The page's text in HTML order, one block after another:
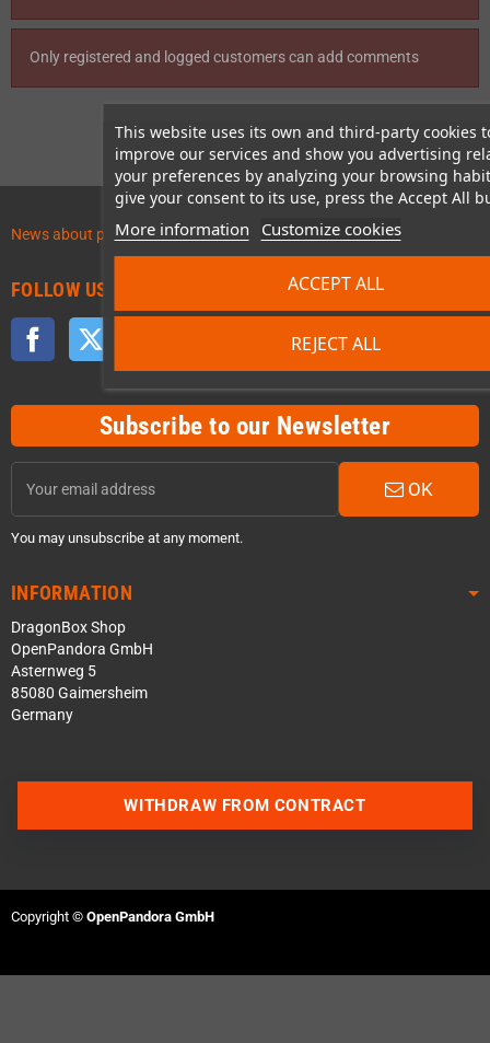
This website uses its own and third-party cookies
improve our services and show you advertising
your preferences by analyzing your browsing
give your consent to its use, press the Accept All
More information Customize cookies
REJECT ALL
ACCEPT ALL
Only registered and logged customers can add comments
News about preordered products!
FOLLOW US
Facebook
Subscribe to our Newsletter
OK
You may unsubscribe at any moment.
INFORMATION
DragonBox Shop
OpenPandora GmbH
Asternweg 5
85080 Gaimersheim
Germany
WITHDRAW FROM CONTRACT
Copyright © OpenPandora GmbH